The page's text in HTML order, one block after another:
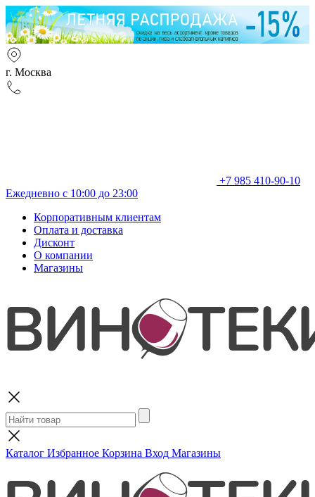
г. Москва
+7 985 410-90-10
Ежедневно с 10:00 до 23:00
Корпоративным клиентам
Оплата и доставка
Дисконт
О компании
Магазины
Каталог Избранное Корзина Вход Магазины